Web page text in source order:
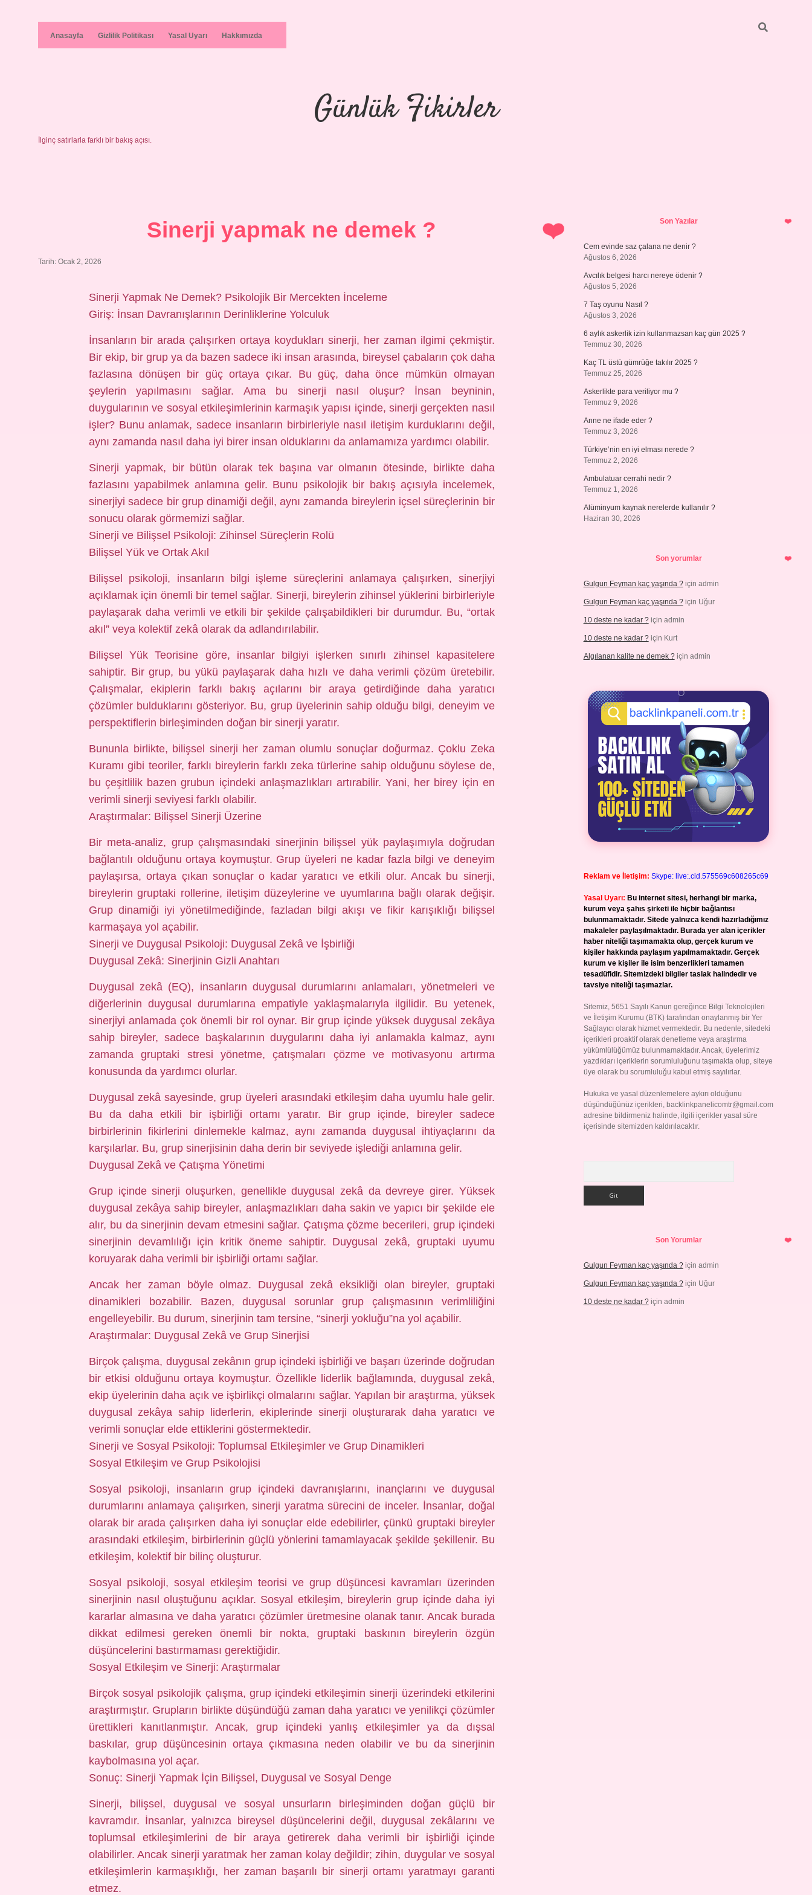
Anasayfa Gizlilik Politikası Yasal Uyarı Hakkımızda
Günlük Fikirler
İlginç satırlarla farklı bir bakış açısı.
Sinerji yapmak ne demek ?
Tarih: Ocak 2, 2026
Sinerji Yapmak Ne Demek? Psikolojik Bir Mercekten İnceleme
Giriş: İnsan Davranışlarının Derinliklerine Yolculuk
İnsanların bir arada çalışırken ortaya koydukları sinerji, her zaman ilgimi çekmiştir.
Bir ekip, bir grup ya da bazen sadece iki insan arasında, bireysel çabaların çok daha
fazlasına dönüşen bir güç ortaya çıkar. Bu güç, daha önce mümkün olmayan
şeylerin yapılmasını sağlar. Ama bu sinerji nasıl oluşur? İnsan beyninin,
duygularının ve sosyal etkileşimlerinin karmaşık yapısı içinde, sinerji gerçekten nasıl
işler? Bunu anlamak, sadece insanların birbirleriyle nasıl iletişim kurduklarını değil,
aynı zamanda nasıl daha iyi birer insan olduklarını da anlamamıza yardımcı olabilir.
Sinerji yapmak, bir bütün olarak tek başına var olmanın ötesinde, birlikte daha
fazlasını yapabilmek anlamına gelir. Bunu psikolojik bir bakış açısıyla incelemek,
sinerjiyi sadece bir grup dinamiği değil, aynı zamanda bireylerin içsel süreçlerinin bir
sonucu olarak görmemizi sağlar.
Sinerji ve Bilişsel Psikoloji: Zihinsel Süreçlerin Rolü
Bilişsel Yük ve Ortak Akıl
Bilişsel psikoloji, insanların bilgi işleme süreçlerini anlamaya çalışırken, sinerjiyi
açıklamak için önemli bir temel sağlar. Sinerji, bireylerin zihinsel yüklerini birbirleriyle
paylaşarak daha verimli ve etkili bir şekilde çalışabildikleri bir durumdur. Bu, “ortak
akıl” veya kolektif zekâ olarak da adlandırılabilir.
Bilişsel Yük Teorisine göre, insanlar bilgiyi işlerken sınırlı zihinsel kapasitelere
sahiptir. Bir grup, bu yükü paylaşarak daha hızlı ve daha verimli çözüm üretebilir.
Çalışmalar, ekiplerin farklı bakış açılarını bir araya getirdiğinde daha yaratıcı
çözümler bulduklarını gösteriyor. Bu, grup üyelerinin sahip olduğu bilgi, deneyim ve
perspektiflerin birleşiminden doğan bir sinerji yaratır.
Bununla birlikte, bilişsel sinerji her zaman olumlu sonuçlar doğurmaz. Çoklu Zeka
Kuramı gibi teoriler, farklı bireylerin farklı zeka türlerine sahip olduğunu söylese de,
bu çeşitlilik bazen grubun içindeki anlaşmazlıkları artırabilir. Yani, her birey için en
verimli sinerji seviyesi farklı olabilir.
Araştırmalar: Bilişsel Sinerji Üzerine
Bir meta-analiz, grup çalışmasındaki sinerjinin bilişsel yük paylaşımıyla doğrudan
bağlantılı olduğunu ortaya koymuştur. Grup üyeleri ne kadar fazla bilgi ve deneyim
paylaşırsa, ortaya çıkan sonuçlar o kadar yaratıcı ve etkili olur. Ancak bu sinerji,
bireylerin gruptaki rollerine, iletişim düzeylerine ve uyumlarına bağlı olarak değişir.
Grup dinamiği iyi yönetilmediğinde, fazladan bilgi akışı ve fikir karışıklığı bilişsel
karmaşaya yol açabilir.
Sinerji ve Duygusal Psikoloji: Duygusal Zekâ ve İşbirliği
Duygusal Zekâ: Sinerjinin Gizli Anahtarı
Duygusal zekâ (EQ), insanların duygusal durumlarını anlamaları, yönetmeleri ve
diğerlerinin duygusal durumlarına empatiyle yaklaşmalarıyla ilgilidir. Bu yetenek,
sinerjiyi anlamada çok önemli bir rol oynar. Bir grup içinde yüksek duygusal zekâya
sahip bireyler, sadece başkalarının duygularını daha iyi anlamakla kalmaz, aynı
zamanda gruptaki stresi yönetme, çatışmaları çözme ve motivasyonu artırma
konusunda da yardımcı olurlar.
Duygusal zekâ sayesinde, grup üyeleri arasındaki etkileşim daha uyumlu hale gelir.
Bu da daha etkili bir işbirliği ortamı yaratır. Bir grup içinde, bireyler sadece
birbirlerinin fikirlerini dinlemekle kalmaz, aynı zamanda duygusal ihtiyaçlarını da
karşılarlar. Bu, grup sinerjisinin daha derin bir seviyede işlediği anlamına gelir.
Duygusal Zekâ ve Çatışma Yönetimi
Grup içinde sinerji oluşurken, genellikle duygusal zekâ da devreye girer. Yüksek
duygusal zekâya sahip bireyler, anlaşmazlıkları daha sakin ve yapıcı bir şekilde ele
alır, bu da sinerjinin devam etmesini sağlar. Çatışma çözme becerileri, grup içindeki
sinerjinin devamlılığı için kritik öneme sahiptir. Duygusal zekâ, gruptaki uyumu
koruyarak daha verimli bir işbirliği ortamı sağlar.
Ancak her zaman böyle olmaz. Duygusal zekâ eksikliği olan bireyler, gruptaki
dinamikleri bozabilir. Bazen, duygusal sorunlar grup çalışmasının verimliliğini
engelleyebilir. Bu durum, sinerjinin tam tersine, “sinerji yokluğu”na yol açabilir.
Araştırmalar: Duygusal Zekâ ve Grup Sinerjisi
Birçok çalışma, duygusal zekânın grup içindeki işbirliği ve başarı üzerinde doğrudan
bir etkisi olduğunu ortaya koymuştur. Özellikle liderlik bağlamında, duygusal zekâ,
ekip üyelerinin daha açık ve işbirlikçi olmalarını sağlar. Yapılan bir araştırma, yüksek
duygusal zekâya sahip liderlerin, ekiplerinde sinerji oluşturarak daha yaratıcı ve
verimli sonuçlar elde ettiklerini göstermektedir.
Sinerji ve Sosyal Psikoloji: Toplumsal Etkileşimler ve Grup Dinamikleri
Sosyal Etkileşim ve Grup Psikolojisi
Sosyal psikoloji, insanların grup içindeki davranışlarını, inançlarını ve duygusal
durumlarını anlamaya çalışırken, sinerji yaratma sürecini de inceler. İnsanlar, doğal
olarak bir arada çalışırken daha iyi sonuçlar elde edebilirler, çünkü gruptaki bireyler
arasındaki etkileşim, birbirlerinin güçlü yönlerini tamamlayacak şekilde şekillenir. Bu
etkileşim, kolektif bir bilinç oluşturur.
Sosyal psikoloji, sosyal etkileşim teorisi ve grup düşüncesi kavramları üzerinden
sinerjinin nasıl oluştuğunu açıklar. Sosyal etkileşim, bireylerin grup içinde daha iyi
kararlar almasına ve daha yaratıcı çözümler üretmesine olanak tanır. Ancak burada
dikkat edilmesi gereken önemli bir nokta, gruptaki baskının bireylerin özgün
düşüncelerini bastırmaması gerektiğidir.
Sosyal Etkileşim ve Sinerji: Araştırmalar
Birçok sosyal psikolojik çalışma, grup içindeki etkileşimin sinerji üzerindeki etkilerini
araştırmıştır. Grupların birlikte düşündüğü zaman daha yaratıcı ve yenilikçi çözümler
ürettikleri kanıtlanmıştır. Ancak, grup içindeki yanlış etkileşimler ya da dışsal
baskılar, grup düşüncesinin ortaya çıkmasına neden olabilir ve bu da sinerjinin
kaybolmasına yol açar.
Sonuç: Sinerji Yapmak İçin Bilişsel, Duygusal ve Sosyal Denge
Sinerji, bilişsel, duygusal ve sosyal unsurların birleşiminden doğan güçlü bir
kavramdır. İnsanlar, yalnızca bireysel düşüncelerini değil, duygusal zekâlarını ve
toplumsal etkileşimlerini de bir araya getirerek daha verimli bir işbirliği içinde
olabilirler. Ancak sinerji yaratmak her zaman kolay değildir; zihin, duygular ve sosyal
etkileşimlerin karmaşıklığı, her zaman başarılı bir sinerji ortamı yaratmayı garanti
etmez.
SidebarSon Yazılar
Cem evinde saz çalana ne denir ?
Ağustos 6, 2026
Avcılık belgesi harcı nereye ödenir ?
Ağustos 5, 2026
7 Taş oyunu Nasıl ?
Ağustos 3, 2026
6 aylık askerlik izin kullanmazsan kaç gün 2025 ?
Temmuz 30, 2026
Kaç TL üstü gümrüğe takılır 2025 ?
Temmuz 25, 2026
Askerlikte para veriliyor mu ?
Temmuz 9, 2026
Anne ne ifade eder ?
Temmuz 3, 2026
Türkiye’nin en iyi elması nerede ?
Temmuz 2, 2026
Ambulatuar cerrahi nedir ?
Temmuz 1, 2026
Alüminyum kaynak nerelerde kullanılır ?
Haziran 30, 2026
Son yorumlar
Gulgun Feyman kaç yaşında ?için admin
Gulgun Feyman kaç yaşında ?için Uğur
10 deste ne kadar ?için admin
10 deste ne kadar ?için Kurt
Algılanan kalite ne demek ?için admin
Reklam ve İletişim: Skype: live:.cid.575569c608265c69
Yasal Uyarı: Bu internet sitesi, herhangi bir marka,
kurum veya şahıs şirketi ile hiçbir bağlantısı
bulunmamaktadır. Sitede yalnızca kendi hazırladığımız
makaleler paylaşılmaktadır. Burada yer alan içerikler
haber niteliği taşımamakta olup, gerçek kurum ve
kişiler hakkında paylaşım yapılmamaktadır. Gerçek
kurum ve kişiler ile isim benzerlikleri tamamen
tesadüfidir. Sitemizdeki bilgiler taslak halindedir ve
tavsiye niteliği taşımazlar.
Sitemiz, 5651 Sayılı Kanun gereğince Bilgi Teknolojileri
ve İletişim Kurumu (BTK) tarafından onaylanmış bir Yer
Sağlayıcı olarak hizmet vermektedir. Bu nedenle, sitedeki
içerikleri proaktif olarak denetleme veya araştırma
yükümlülüğümüz bulunmamaktadır. Ancak, üyelerimiz
yazdıkları içeriklerin sorumluluğunu taşımakta olup, siteye
üye olarak bu sorumluluğu kabul etmiş sayılırlar.
Hukuka ve yasal düzenlemelere aykırı olduğunu
düşündüğünüz içerikleri, backlinkpanelicomtr@gmail.com
adresine bildirmeniz halinde, ilgili içerikler yasal süre
içerisinde sitemizden kaldırılacaktır.
Son Yorumlar
Gulgun Feyman kaç yaşında ?için admin
Gulgun Feyman kaç yaşında ?için Uğur
10 deste ne kadar ?için admin